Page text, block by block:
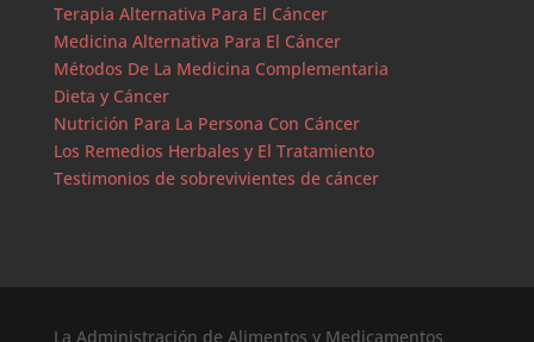
Terapia Alternativa Para El Cáncer
Medicina Alternativa Para El Cáncer
Métodos De La Medicina Complementaria
Dieta y Cáncer
Nutrición Para La Persona Con Cáncer
Los Remedios Herbales y El Tratamiento
Testimonios de sobrevivientes de cáncer
La Administración de Alimentos y Medicamentos